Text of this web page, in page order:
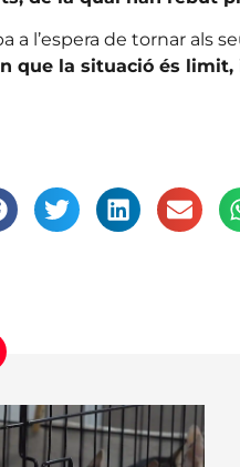
a l’espera de tornar als
que la situació és